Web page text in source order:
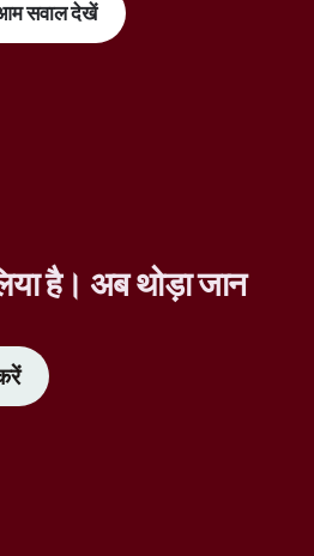
सवाल देखें
है। अब थोड़ा जान